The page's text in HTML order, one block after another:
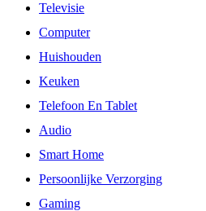
Televisie
Computer
Huishouden
Keuken
Telefoon En Tablet
Audio
Smart Home
Persoonlijke Verzorging
Gaming